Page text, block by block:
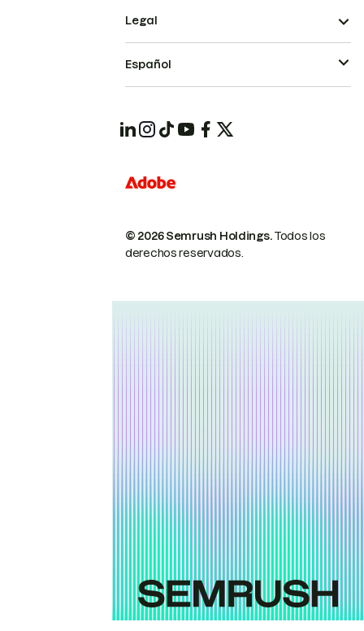
© 2026 Semrush Holdings.Todos los
derechos reservados.
Legal
Español